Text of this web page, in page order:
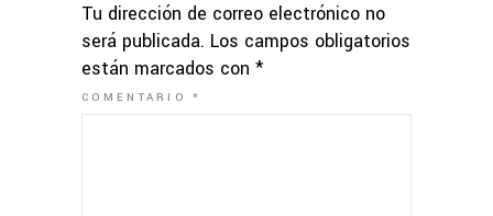
Tu dirección de correo electrónico no
será publicada. Los campos obligatorios
están marcados con *
COMENTARIO*